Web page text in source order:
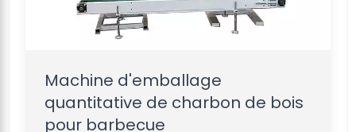
Machine d'emballage
quantitative de charbon de bois
pour barbecue